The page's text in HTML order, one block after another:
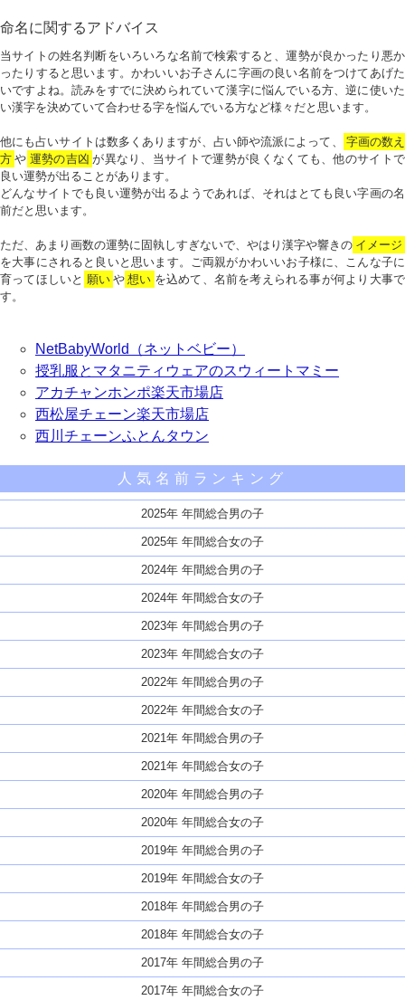
命名に関するアドバイス
当サイトの姓名判断をいろいろな名前で検索すると、運勢が良かったり悪か
ったりすると思います。かわいいお子さんに字画の良い名前をつけてあげた
いですよね。読みをすでに決められていて漢字に悩んでいる方、逆に使いた
い漢字を決めていて合わせる字を悩んでいる方など様々だと思います。
他にも占いサイトは数多くありますが、占い師や流派によって、
字画の数え
方 や 運勢の吉凶 が異なり、当サイトで運勢が良くなくても、他のサイトで
良い運勢が出ることがあります。
どんなサイトでも良い運勢が出るようであれば、それはとても良い字画の名
前だと思います。
ただ、あまり画数の運勢に固執しすぎないで、やはり漢字や響きの イメージ
を大事にされると良いと思います。ご両親がかわいいお子様に、こんな子に
育ってほしいと 願い や 想い を込めて、名前を考えられる事が何より大事で
す。
NetBabyWorld（ネットベビー）
授乳服とマタニティウェアのスウィートマミー
アカチャンホンポ楽天市場店
西松屋チェーン楽天市場店
西川チェーンふとんタウン
人気名前ランキング
2025年 年間総合男の子
2025年 年間総合女の子
2024年 年間総合男の子
2024年 年間総合女の子
2023年 年間総合男の子
2023年 年間総合女の子
2022年 年間総合男の子
2022年 年間総合女の子
2021年 年間総合男の子
2021年 年間総合女の子
2020年 年間総合男の子
2020年 年間総合女の子
2019年 年間総合男の子
2019年 年間総合女の子
2018年 年間総合男の子
2018年 年間総合女の子
2017年 年間総合男の子
2017年 年間総合女の子